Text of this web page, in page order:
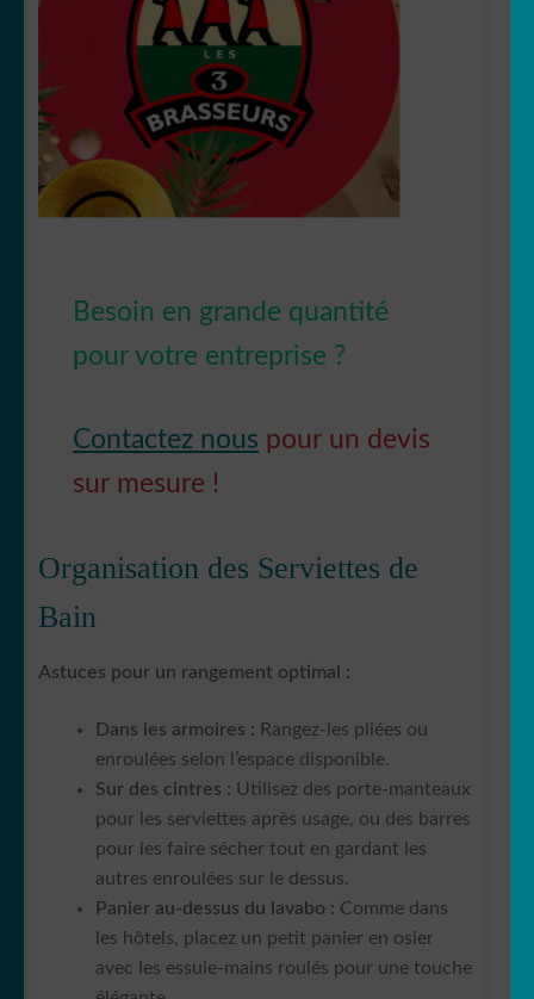
Besoin en grande quantité
pour votre entreprise ?
Contactez nous pour un devis
sur mesure !
Organisation des Serviettes de
Bain
Astuces pour un rangement optimal :
Dans les armoires : Rangez-les pliées ou
enroulées selon l’espace disponible.
Sur des cintres : Utilisez des porte-manteaux
pour les serviettes après usage, ou des barres
pour les faire sécher tout en gardant les
autres enroulées sur le dessus.
Panier au-dessus du lavabo : Comme dans
les hôtels, placez un petit panier en osier
avec les essuie-mains roulés pour une touche